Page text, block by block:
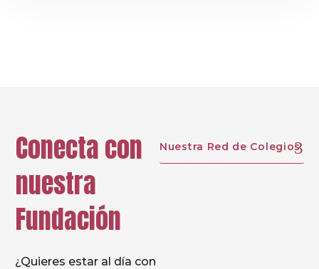
Conecta con
nuestra
Fundación
¿Quieres estar al día con
Nuestra Red de Colegios